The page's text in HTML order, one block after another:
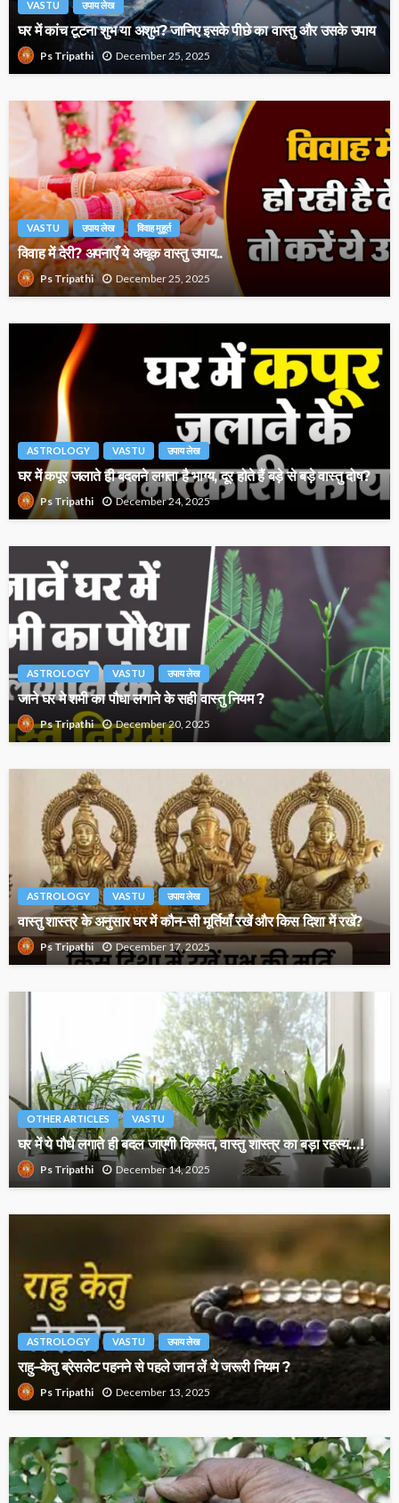
VASTU उपाय लेख
घर में कांच टूटना शुभ या अशुभ? जानिए इसके पीछे का वास्तु और उसके उपाय
Ps Tripathi December 25, 2025
VASTU उपाय लेख विवाह मुहूर्त
विवाह में देरी? अपनाएँ ये अचूक वास्तु उपाय..
Ps Tripathi December 25, 2025
ASTROLOGY VASTU उपाय लेख
घर में कपूर जलाते ही बदलने लगता है भाग्य, दूर होते हैं बड़े से बड़े वास्तु दोष?
Ps Tripathi December 24, 2025
ASTROLOGY VASTU उपाय लेख
जाने घर मे शमी का पौधा लगाने के सही वास्तु नियम ?
Ps Tripathi December 20, 2025
ASTROLOGY VASTU उपाय लेख
वास्तु शास्त्र के अनुसार घर में कौन-सी मूर्तियाँ रखें और किस दिशा में रखें?
Ps Tripathi December 17, 2025
OTHER ARTICLES VASTU
घर में ये पौधे लगाते ही बदल जाएगी किस्मत, वास्तु शास्त्र का बड़ा रहस्य…!
Ps Tripathi December 14, 2025
ASTROLOGY VASTU उपाय लेख
राहु–केतु ब्रेसलेट पहनने से पहले जान लें ये जरूरी नियम ?
Ps Tripathi December 13, 2025